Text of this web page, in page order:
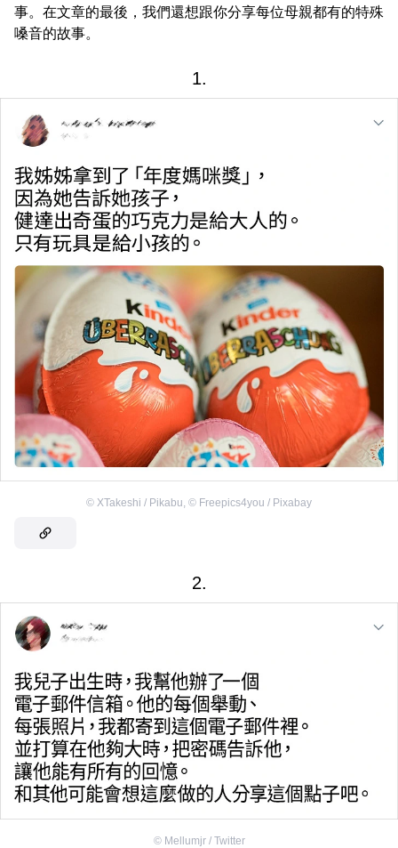
事。在文章的最後，我們還想跟你分享每位母親都有的特殊
嗓音的故事。
1.
© XTakeshi / Pikabu, © Freepics4you / Pixabay
2.
© Mellumjr / Twitter